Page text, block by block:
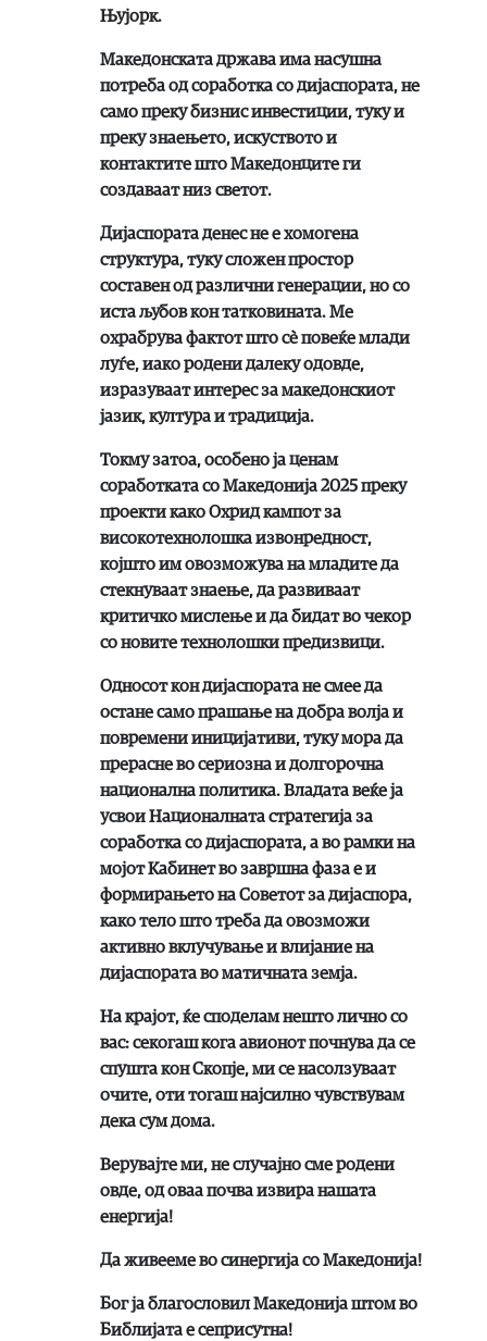
Њујорк.
Македонската држава има насушна
потреба од соработка со дијаспората, не
само преку бизнис инвестиции, туку и
преку знаењето, искуството и
контактите што Македонците ги
создаваат низ светот.
Дијаспората денес не е хомогена
структура, туку сложен простор
составен од различни генерации, но со
иста љубов кон татковината. Ме
охрабрува фактот што сè повеќе млади
луѓе, иако родени далеку одовде,
изразуваат интерес за македонскиот
јазик, култура и традиција.
Токму затоа, особено ја ценам
соработката со Македонија 2025 преку
проекти како Охрид кампот за
високотехнолошка извонредност,
којшто им овозможува на младите да
стекнуваат знаење, да развиваат
критичко мислење и да бидат во чекор
со новите технолошки предизвици.
Односот кон дијаспората не смее да
остане само прашање на добра волја и
повремени иницијативи, туку мора да
прерасне во сериозна и долгорочна
национална политика. Владата веќе ја
усвои Националната стратегија за
соработка со дијаспората, а во рамки на
мојот Кабинет во завршна фаза е и
формирањето на Советот за дијаспора,
како тело што треба да овозможи
активно вклучување и влијание на
дијаспората во матичната земја.
На крајот, ќе споделам нешто лично со
вас: секогаш кога авионот почнува да се
спушта кон Скопје, ми се насолзуваат
очите, оти тогаш најсилно чувствувам
дека сум дома.
Верувајте ми, не случајно сме родени
овде, од оваа почва извира нашата
енергија!
Да живееме во синергија со Македонија!
Бог ја благословил Македонија штом во
Библијата е сеприсутна!